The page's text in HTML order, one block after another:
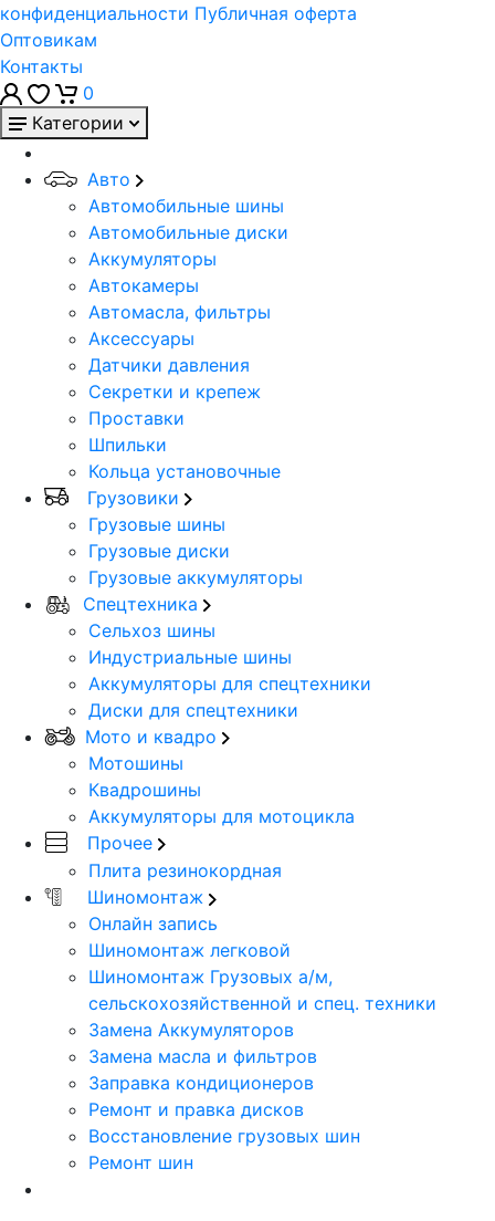
конфиденциальности Публичная оферта
Оптовикам
Контакты
0
Категории
Авто
Автомобильные шины
Автомобильные диски
Аккумуляторы
Автокамеры
Автомасла, фильтры
Аксессуары
Датчики давления
Секретки и крепеж
Проставки
Шпильки
Кольца установочные
Грузовики
Грузовые шины
Грузовые диски
Грузовые аккумуляторы
Спецтехника
Сельхоз шины
Индустриальные шины
Аккумуляторы для спецтехники
Диски для спецтехники
Мото и квадро
Мотошины
Квадрошины
Аккумуляторы для мотоцикла
Прочее
Плита резинокордная
Шиномонтаж
Онлайн запись
Шиномонтаж легковой
Шиномонтаж Грузовых а/м,
сельскохозяйственной и спец. техники
Замена Аккумуляторов
Замена масла и фильтров
Заправка кондиционеров
Ремонт и правка дисков
Восстановление грузовых шин
Ремонт шин